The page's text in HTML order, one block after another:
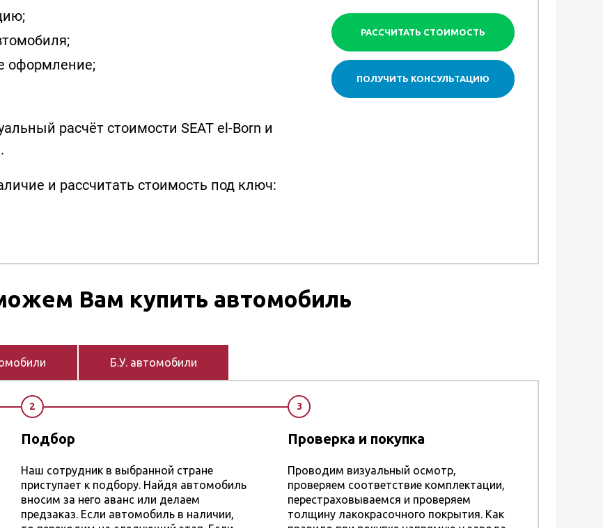
оформление;
расчёт стоимости SEAT el-Born и
и рассчитать стоимость под ключ:
РАССЧИТАТЬ СТОИМОСТЬ
ПОЛУЧИТЬ КОНСУЛЬТАЦИЮ
Вам купить автомобиль
Б.У. автомобили
2
Подбор
Наш сотрудник в выбранной стране
приступает к подбору. Найдя автомобиль
вносим за него аванс или делаем
предзаказ. Если автомобиль в наличии,
3
Проверка и покупка
Проводим визуальный осмотр,
проверяем соответствие комплектации,
перестраховываемся и проверяем
толщину лакокрасочного покрытия. Как